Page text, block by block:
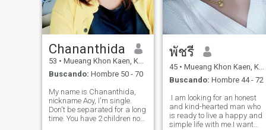
Chananthida
53 • Mueang Khon Kaen, Khon Kaen, Tailandia
Buscando: Hombre 50 - 70
My name is Chananthida,
nickname Aoy, I'm single.
Don't be separated for a long
time. You have 2 children now
พัชรี
45 • Mueang Khon Kaen, Khon Kaen, Tailandia
Buscando: Hombre 44 - 72
.I am looking for an honest
and kind-hearted man who
is ready to live a happy and
simple life with me.I want